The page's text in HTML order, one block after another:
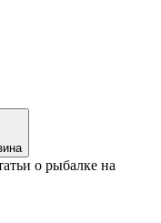
о рыбалке на